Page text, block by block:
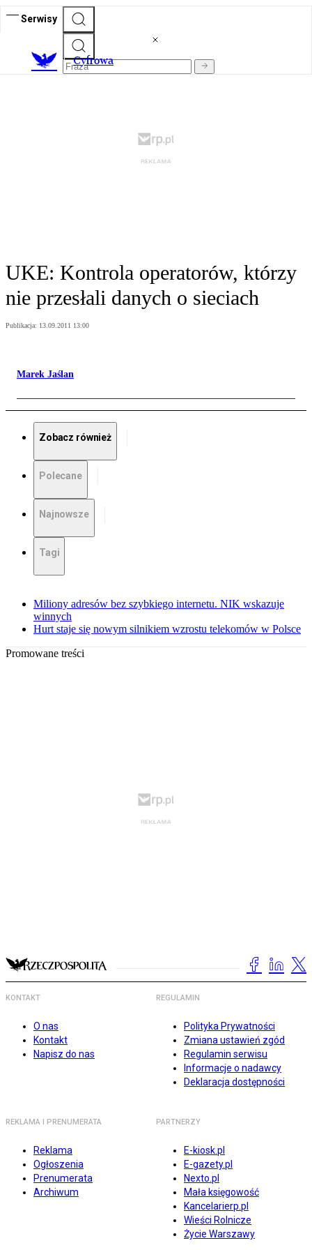
Serwisy
Cyfrowa
UKE: Kontrola operatorów, którzy
nie przesłali danych o sieciach
Publikacja: 13.09.2011 13:00
Marek Jaślan
Zobacz również
Polecane
Najnowsze
Tagi
Miliony adresów bez szybkiego internetu. NIK wskazuje
winnych
Hurt staje się nowym silnikiem wzrostu telekomów w Polsce
Promowane treści
KONTAKT
O nas
Kontakt
Napisz do nas
REGULAMIN
Polityka Prywatności
Zmiana ustawień zgód
Regulamin serwisu
Informacje o nadawcy
Deklaracja dostępności
REKLAMA I PRENUMERATA
Reklama
Ogłoszenia
Prenumerata
Archiwum
PARTNERZY
E-kiosk.pl
E-gazety.pl
Nexto.pl
Mała księgowość
Kancelarierp.pl
Wieści Rolnicze
Życie Warszawy